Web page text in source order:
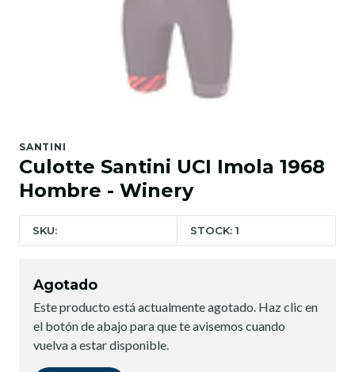
SANTINI
Culotte Santini UCI Imola 1968
Hombre - Winery
SKU: STOCK: 1
Agotado
Este producto está actualmente agotado. Haz clic en
el botón de abajo para que te avisemos cuando
vuelva a estar disponible.